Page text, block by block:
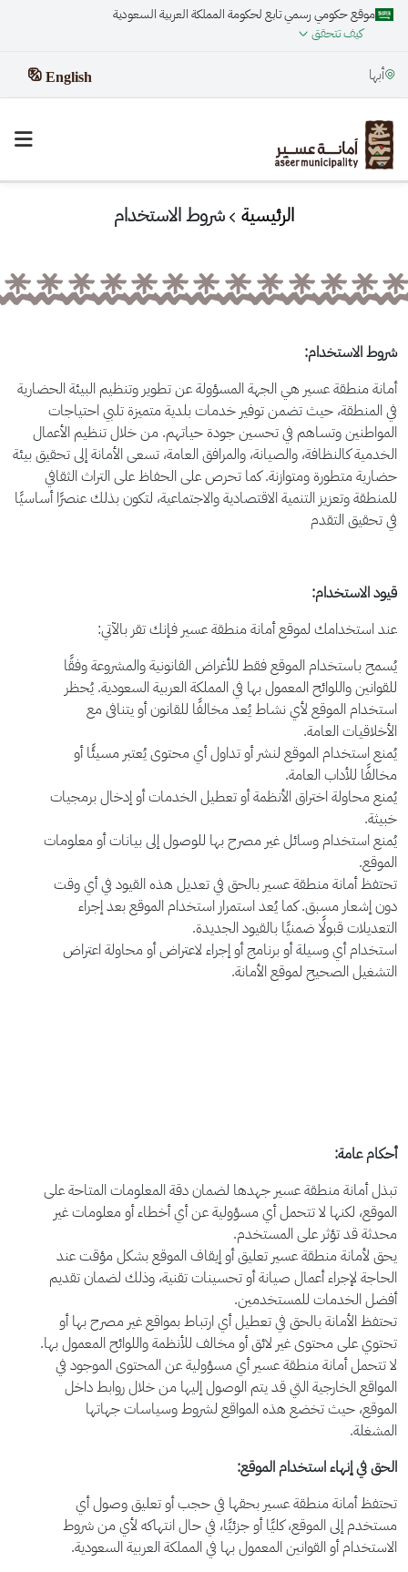
موقع حكومي رسمي تابع لحكومة المملكة العربية السعودية
كيف تتحقق
أبها English
الرئيسية شروط الاستخدام
شروط الاستخدام:
أمانة منطقة عسير هي الجهة المسؤولة عن تطوير وتنظيم البيئة الحضارية
في المنطقة، حيث تضمن توفير خدمات بلدية متميزة تلبي احتياجات
المواطنين وتساهم في تحسين جودة حياتهم. من خلال تنظيم الأعمال
الخدمية كالنظافة، والصيانة، والمرافق العامة، تسعى الأمانة إلى تحقيق بيئة
حضارية متطورة ومتوازنة. كما تحرص على الحفاظ على التراث الثقافي
للمنطقة وتعزيز التنمية الاقتصادية والاجتماعية، لتكون بذلك عنصرًا أساسيًا
في تحقيق التقدم
قيود الاستخدام:
عند استخدامك لموقع أمانة منطقة عسير فإنك تقر بالآتي:
يُسمح باستخدام الموقع فقط للأغراض القانونية والمشروعة وفقًا
للقوانين واللوائح المعمول بها في المملكة العربية السعودية. يُحظر
استخدام الموقع لأي نشاط يُعد مخالفًا للقانون أو يتنافى مع
الأخلاقيات العامة.
يُمنع استخدام الموقع لنشر أو تداول أي محتوى يُعتبر مسيئًا أو
مخالفًا للأداب العامة.
يُمنع محاولة اختراق الأنظمة أو تعطيل الخدمات أو إدخال برمجيات
خبيثة.
يُمنع استخدام وسائل غير مصرح بها للوصول إلى بيانات أو معلومات
الموقع.
تحتفظ أمانة منطقة عسير بالحق في تعديل هذه القيود في أي وقت
دون إشعار مسبق. كما يُعد استمرار استخدام الموقع بعد إجراء
التعديلات قبولًا ضمنيًا بالقيود الجديدة.
استخدام أي وسيلة أو برنامج أو إجراء لاعتراض أو محاولة اعتراض
التشغيل الصحيح لموقع الأمانة.
أحكام عامة:
تبذل أمانة منطقة عسير جهدها لضمان دقة المعلومات المتاحة على
الموقع، لكنها لا تتحمل أي مسؤولية عن أي أخطاء أو معلومات غير
محدثة قد تؤثر على المستخدم.
يحق لأمانة منطقة عسير تعليق أو إيقاف الموقع بشكل مؤقت عند
الحاجة لإجراء أعمال صيانة أو تحسينات تقنية، وذلك لضمان تقديم
أفضل الخدمات للمستخدمين.
تحتفظ الأمانة بالحق في تعطيل أي ارتباط بمواقع غير مصرح بها أو
تحتوي على محتوى غير لائق أو مخالف للأنظمة واللوائح المعمول بها.
لا تتحمل أمانة منطقة عسير أي مسؤولية عن المحتوى الموجود في
المواقع الخارجية التي قد يتم الوصول إليها من خلال روابط داخل
الموقع، حيث تخضع هذه المواقع لشروط وسياسات جهاتها
المشغلة.
الحق في إنهاء استخدام الموقع:
تحتفظ أمانة منطقة عسير بحقها في حجب أو تعليق وصول أي
مستخدم إلى الموقع، كليًا أو جزئيًا، في حال انتهاكه لأي من شروط
الاستخدام أو القوانين المعمول بها في المملكة العربية السعودية.